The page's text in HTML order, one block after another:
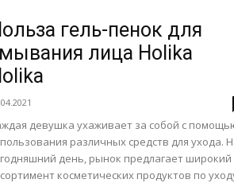
гель-пенок для
лица Holika
девушка ухаживает за собой с
различных средств для ухода.
день, рынок предлагает широкий
косметических продуктов по